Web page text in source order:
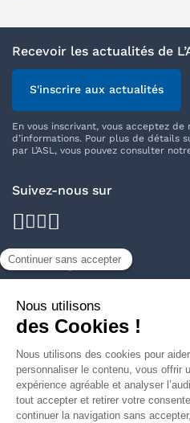
Recevoir les actualités de
S'inscrire aux actualités
En vous inscrivant, vous acceptez
d’informations. Pour plus de détails
par L’ASL, vous pouvez consulter
Suivez-nous sur
facebook
instagram
linkedin
Nos délégations
Trouver votre délégation
Découvrir L'ASL